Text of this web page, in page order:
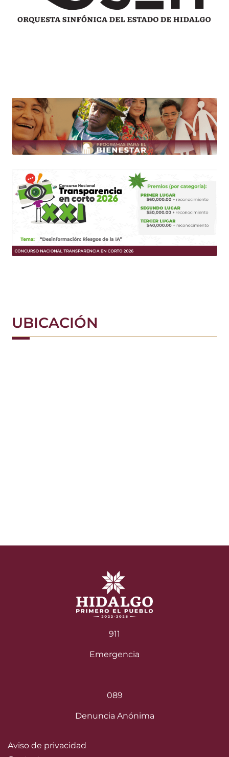
UBICACIÓN
911
Emergencia
089
Denuncia Anónima
Aviso de privacidad